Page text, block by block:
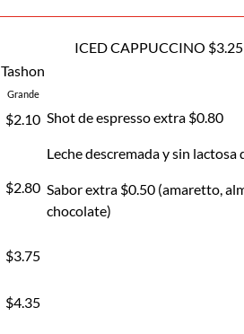
ICED CAPPUCCINO $3.25
Tashon
Grande
$2.10
$2.80
$3.75
$4.35
Shot de espresso extra $0.80
Leche descremada y sin lactosa
Sabor extra $0.50 (amaretto,
chocolate)